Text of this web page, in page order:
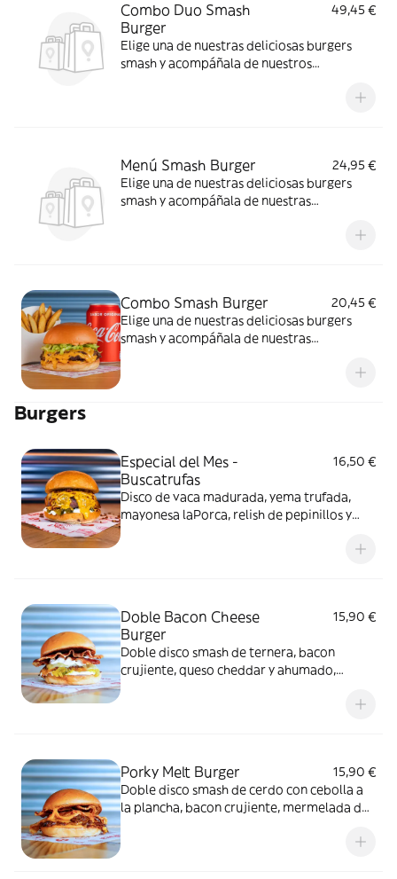
Combo Duo Smash
Burger
49,45 €
Elige una de nuestras deliciosas burgers
smash y acompáñala de nuestros
Menú Smash Burger
24,95 €
Elige una de nuestras deliciosas burgers
smash y acompáñala de nuestras
Combo Smash Burger
20,45 €
Elige una de nuestras deliciosas burgers
smash y acompáñala de nuestras
Burgers
Especial del Mes -
Buscatrufas
16,50 €
Disco de vaca madurada, yema trufada,
mayonesa laPorca, relish de pepinillos y
Doble Bacon Cheese
Burger
15,90 €
Doble disco smash de ternera, bacon
crujiente, queso cheddar y ahumado,
Porky Melt Burger
15,90 €
Doble disco smash de cerdo con cebolla a
la plancha, bacon crujiente, mermelada de